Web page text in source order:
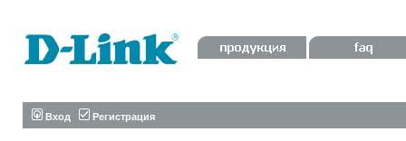
Вход Регистрация